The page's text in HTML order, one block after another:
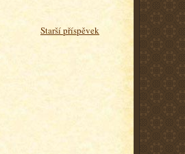
Starší příspěvek